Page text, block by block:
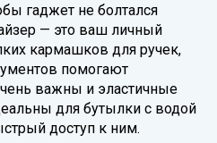
гаджет не болтался
— это ваш личный
кармашков для ручек,
помогают
важны и эластичные
для бутылки с водой
доступ к ним.